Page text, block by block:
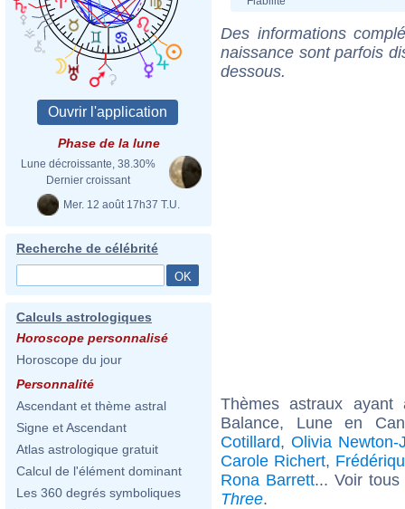
Phase de la lune
Lune décroissante, 38.30%
Dernier croissant
Mer. 12 août 17h37 T.U.
Recherche de célébrité
Calculs astrologiques
Horoscope personnalisé
Horoscope du jour
Personnalité
Ascendant et thème astral
Signe et Ascendant
Atlas astrologique gratuit
Calcul de l'élément dominant
Les 360 degrés symboliques
Des informations
naissance sont parfois
dessous.
Thèmes astraux
Balance, Lune en
Cotillard, Olivia Newton-
Carole Richert,
Rona Barrett... Voir
Three.